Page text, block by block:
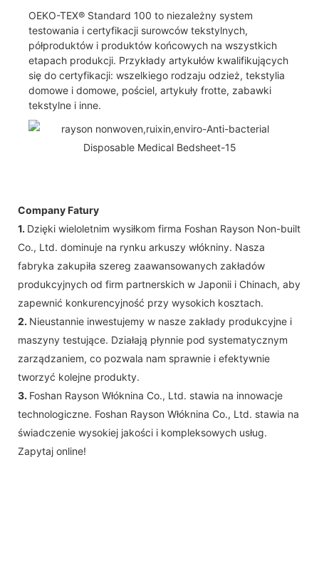
OEKO-TEX® Standard 100 to niezależny system
testowania i certyfikacji surowców tekstylnych,
półproduktów i produktów końcowych na wszystkich
etapach produkcji. Przykłady artykułów kwalifikujących
się do certyfikacji: wszelkiego rodzaju odzież, tekstylia
domowe i domowe, pościel, artykuły frotte, zabawki
tekstylne i inne.
Company Fatury
1. Dzięki wieloletnim wysiłkom firma Foshan Rayson Non-built
Co., Ltd. dominuje na rynku arkuszy włókniny. Nasza
fabryka zakupiła szereg zaawansowanych zakładów
produkcyjnych od firm partnerskich w Japonii i Chinach, aby
zapewnić konkurencyjność przy wysokich kosztach.
2. Nieustannie inwestujemy w nasze zakłady produkcyjne i
maszyny testujące. Działają płynnie pod systematycznym
zarządzaniem, co pozwala nam sprawnie i efektywnie
tworzyć kolejne produkty.
3. Foshan Rayson Włóknina Co., Ltd. stawia na innowacje
technologiczne. Foshan Rayson Włóknina Co., Ltd. stawia na
świadczenie wysokiej jakości i kompleksowych usług.
Zapytaj online!